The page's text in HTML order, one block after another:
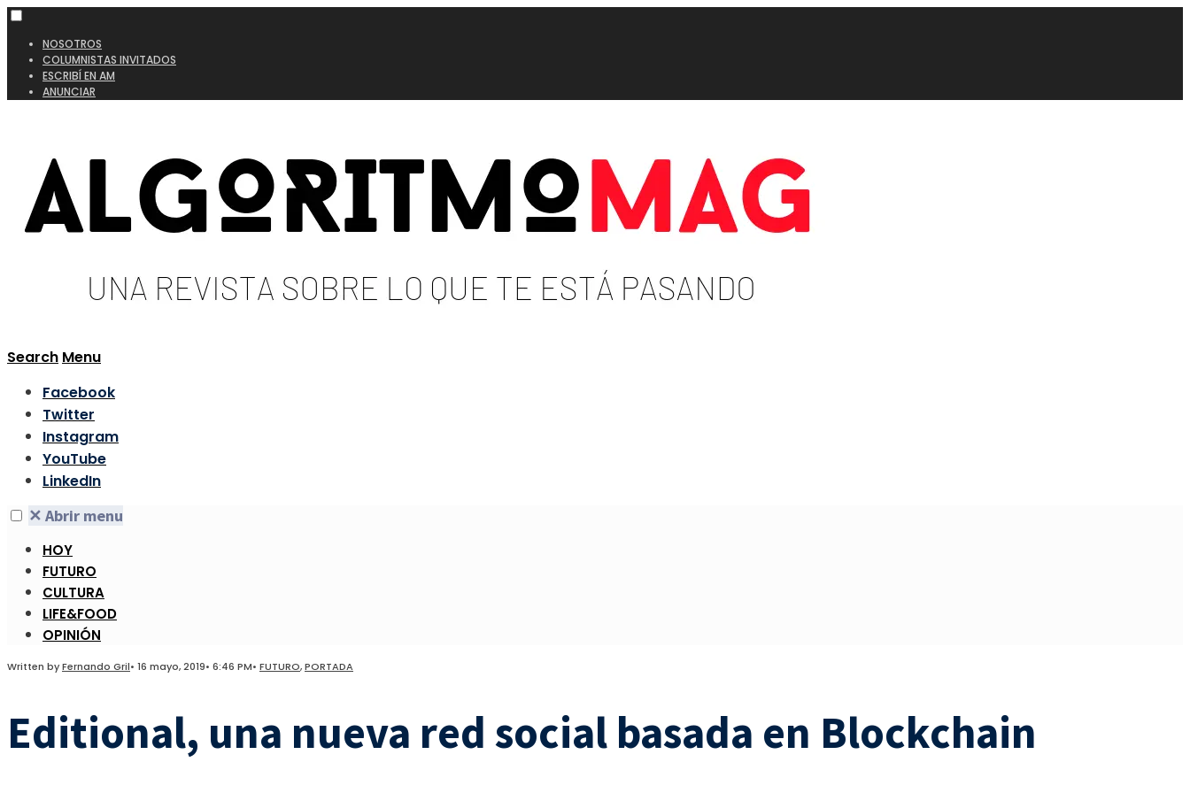
NOSOTROS
COLUMNISTAS INVITADOS
ESCRIBÍ EN AM
ANUNCIAR
Search Menu
Facebook
Twitter
Instagram
YouTube
LinkedIn
✕ Abrir menu
HOY
FUTURO
CULTURA
LIFE&FOOD
OPINIÓN
Written byFernando Gril• 16 mayo, 2019• 6:46 PM• FUTURO,PORTADA
Editional, una nueva red social basada en Blockchain